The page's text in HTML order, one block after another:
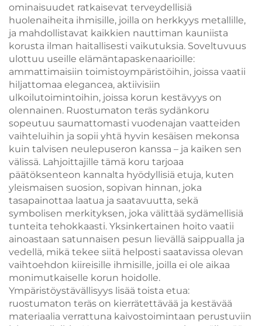
ominaisuudet ratkaisevat terveydellisiä
huolenaiheita ihmisille, joilla on herkkyys metallille,
ja mahdollistavat kaikkien nauttiman kauniista
korusta ilman haitallisesti vaikutuksia. Soveltuvuus
ulottuu useille elämäntapaskenaarioille:
ammattimaisiin toimistoympäristöihin, joissa vaatii
hiljattomaa elegancea, aktiivisiin
ulkoilutoimintoihin, joissa korun kestävyys on
olennainen. Ruostumaton teräs sydänkoru
sopeutuu saumattomasti vuodenajan vaatteiden
vaihteluihin ja sopii yhtä hyvin kesäisen mekonsa
kuin talvisen neulepuseron kanssa – ja kaiken sen
välissä. Lahjoittajille tämä koru tarjoaa
päätöksenteon kannalta hyödyllisiä etuja, kuten
yleismaisen suosion, sopivan hinnan, joka
tasapainottaa laatua ja saatavuutta, sekä
symbolisen merkityksen, joka välittää sydämellisiä
tunteita tehokkaasti. Yksinkertainen hoito vaatii
ainoastaan satunnaisen pesun lievällä saippualla ja
vedellä, mikä tekee siitä helposti saatavissa olevan
vaihtoehdon kiireisille ihmisille, joilla ei ole aikaa
monimutkaiselle korun hoidolle.
Ympäristöystävällisyys lisää toista etua:
ruostumaton teräs on kierrätettävää ja kestävää
materiaalia verrattuna kaivostoimintaan perustuviin